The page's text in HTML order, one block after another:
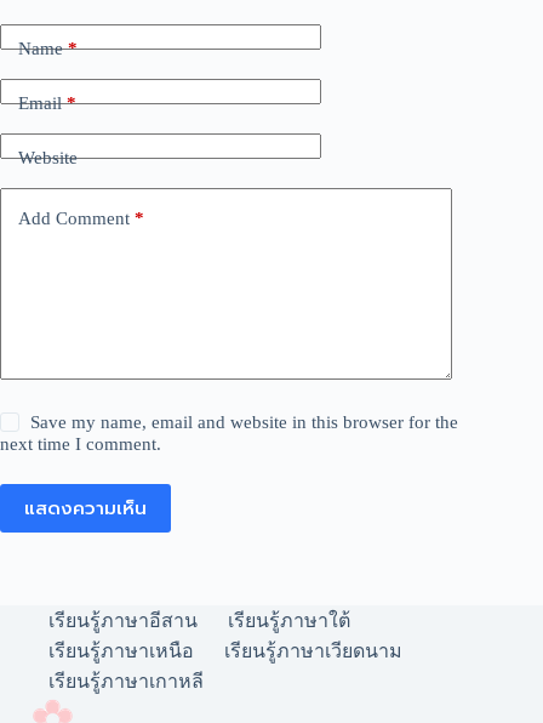
Name*
Email*
Website
Add Comment *
Save my name, email and website in this browser for the
next time I comment.
แสดงความเห็น
เรียนรู้ภาษาอีสาน
เรียนรู้ภาษาใต้
เรียนรู้ภาษาเหนือ
เรียนรู้ภาษาเวียดนาม
เรียนรู้ภาษาเกาหลี